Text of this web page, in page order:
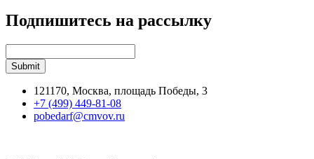
Подпишитесь на рассылку
121170, Москва, площадь Победы, 3
+7 (499) 449-81-08
pobedarf@cmvov.ru